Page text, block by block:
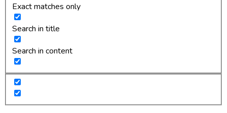
Exact matches only
Search in title
Search in content